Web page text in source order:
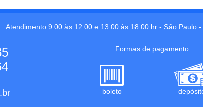
Atendimento 9:00 às 12:00 e 13:00 às 18:00 hr - São Paulo -
Formas de pagamento
boleto